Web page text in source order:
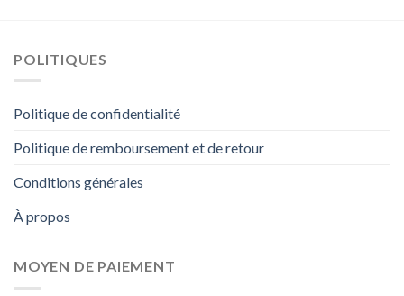
POLITIQUES
Politique de confidentialité
Politique de remboursement et de retour
Conditions générales
À propos
MOYEN DE PAIEMENT